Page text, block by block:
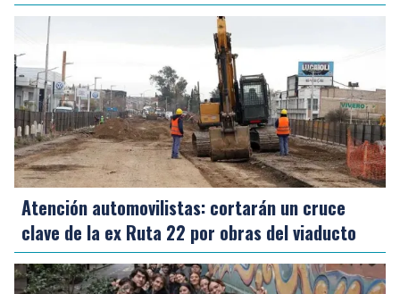
Atención automovilistas: cortarán un cruce
clave de la ex Ruta 22 por obras del viaducto